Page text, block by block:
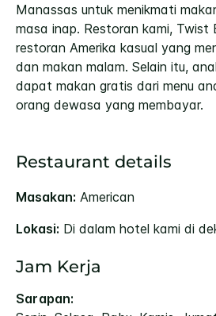
Manassas untuk menikmati
masa inap. Restoran kami, Twist
restoran Amerika kasual yang
dan makan malam. Selain itu,
dapat makan gratis dari menu
orang dewasa yang membayar.
Restaurant details
Masakan: American
Lokasi: Di dalam hotel kami di
Jam Kerja
Sarapan: